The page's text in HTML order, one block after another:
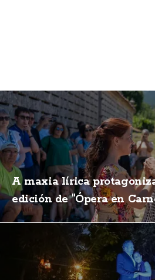
A maxia lírica
edición de "Ópera en